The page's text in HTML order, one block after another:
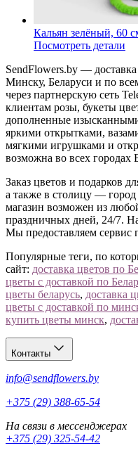
Кальян зелёный, 60
Посмотреть детали
SendFlowers.by —
Минску, Беларуси и по
через партнерскую сеть
клиентам розы, букеты
дополненные
яркими открытками,
мягкими игрушками и
возможна во всех городах
Заказ цветов и подарков
а также в столицу —
магазин возможен из
праздничных дней, 24/7.
Мы предоставляем сервис
Популярные теги, по
сайт: доставка цветов по
цветы с доставкой по
цветы беларусь, доставка
цветы с доставкой по
купить цветы минск,
Контакты
info@sendflowers.by
+375 (29) 388-65-54
На связи в мессенджерах
+375 (29) 325-54-42